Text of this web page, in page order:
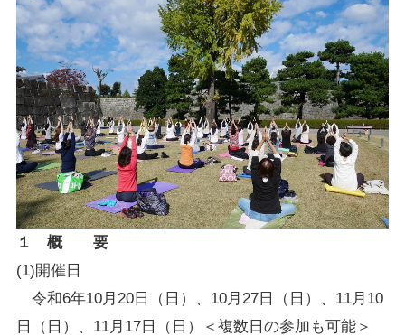
１ 概 要
(1)開催日
令和6年10月20日（日）、10月27日（日）、11月10
日（日）、11月17日（日）＜複数日の参加も可能＞